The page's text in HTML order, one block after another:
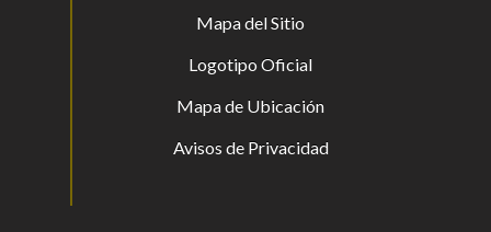
Mapa del Sitio
Logotipo Oficial
Mapa de Ubicación
Avisos de Privacidad